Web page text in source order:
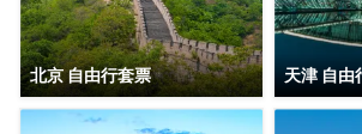
會議室等，同時還為您提供24小時免費浦
約）等服務，賓客抵達浦東機場並取完行
（13651944838），T1航站樓-三樓-3號
樓29號門，另酒店提供迪士尼樂園免費班
早上07：20一班車子送往迪士尼樂園，晚
北京 自由行套票 天津 自由